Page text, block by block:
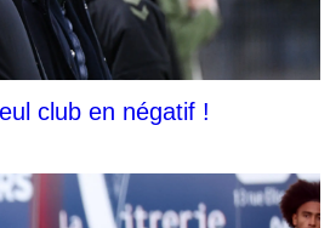
club en négatif !